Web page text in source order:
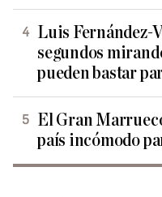
Luis Fernández-
segundos
pueden bastar
El Gran
país incómodo